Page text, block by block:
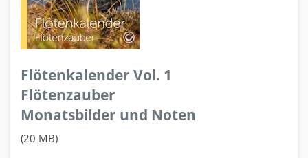
Flötenkalender Vol. 1
Flötenzauber
Monatsbilder und Noten
(20 MB)